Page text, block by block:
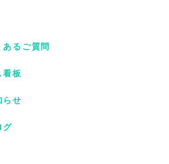
あるご質問
看板
らせ
グ